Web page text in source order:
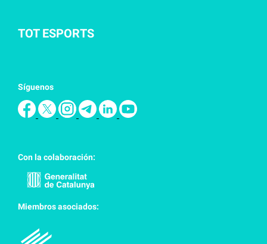
TOT ESPORTS
Síguenos
Con la colaboración:
Miembros asociados: